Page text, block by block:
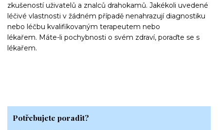
zkušeností uživatelů a znalců drahokamů. Jakékoli uvedené
léčivé vlastnosti v žádném případě nenahrazují diagnostiku
nebo léčbu kvalifikovaným terapeutem nebo
lékařem. Máte-li pochybnosti o svém zdraví, poraďte se s
lékařem.
Potřebujete poradit?